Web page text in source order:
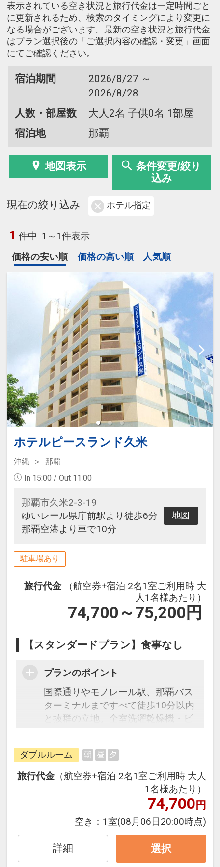
表示されている空き状況と旅行代金は一定時間ごと
に更新されるため、検索のタイミングにより変更に
なる場合がございます。最新の空き状況と旅行代金
はプラン選択後の「ご選択内容の確認・変更」画面
にてご確認ください。
宿泊期間
2026/8/27 ～
2026/8/28
人数・部屋数
大人2名 子供0名 1部屋
宿泊地
那覇
地図表示
条件変更/絞り
込み
現在の絞り込み ホテル指定
1 件中 1～1件表示
価格の安い順
価格の高い順 人気順
ホテルピースランド久米
沖縄
那覇
In 15:00 / Out 11:00
那覇市久米2-3-19
ゆいレール県庁前駅より徒歩6分
那覇空港より車で10分
地図
駐車場あり
旅行代金
（航空券+宿泊 2名1室ご利用時 大
人1名様あたり）
74,700～75,200 円
【スタンダードプラン】食事なし
プランのポイント
国際通りやモノレール駅、那覇バス
ターミナルまですべて徒歩10分以内
と抜群の立地。全室洗濯乾燥機・ビ
（ＩＴ）、バルコニー、簡易テーブ
ルとイス付きのコンドミニアム形式
なの長期滞在の方にもオススメで
す。キッチン用具や食器類、物干し
竿等もフロントにて無料で貸し出し
（数に限り有り）。自転車など各種
レンタルも充実。ご自宅でおくつろ
ぎ頂けるような感覚でご宿泊出来ま
す。
ダブルルーム 朝 昼 夕
旅行代金 （航空券+宿泊 2名1室ご利用時 大人
1名様あたり）
74,700円
空き： 1室(08月06日20:00時点)
詳細 選択